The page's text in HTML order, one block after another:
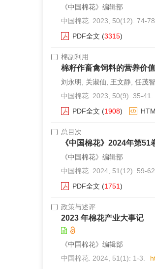
《中国棉花》编辑部
中国棉花. 2023, 50(12): 74-78.
PDF全文 (3315)
棉副利用
棉籽作畜禽饲料的营养价
刘永明, 关淑仙, 王文静, 任茂
中国棉花. 2023, 50(9): 35-41.
PDF全文 (1908)
总目次
《中国棉花》2024年第51
《中国棉花》编辑部
中国棉花. 2024, 51(12): 59-62.
PDF全文 (1751)
政策与述评
2023 年棉花产业大事记
《中国棉花》编辑部
中国棉花. 2024, 51(1): 1-3.